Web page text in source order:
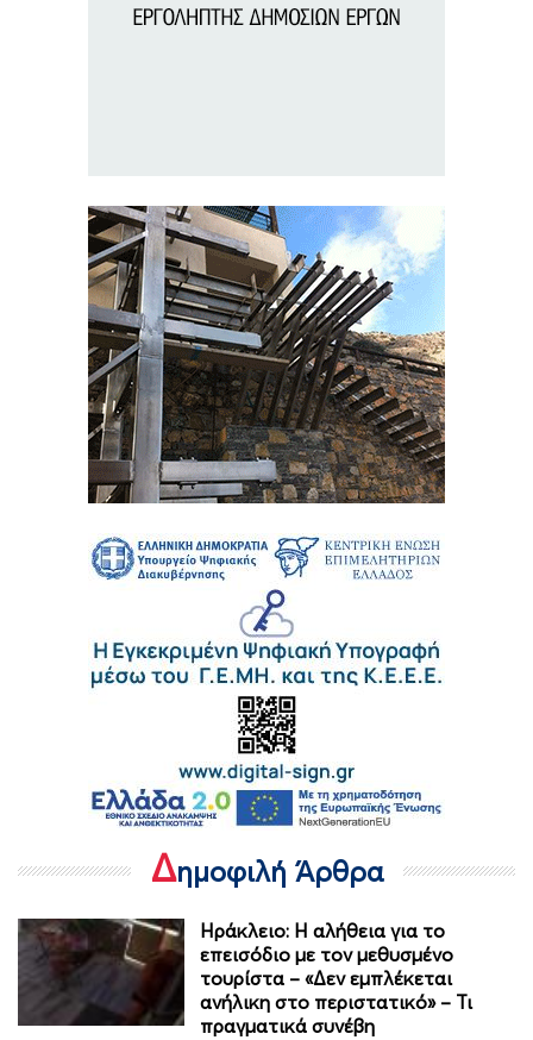
Δημοφιλή Άρθρα
Ηράκλειο: Η αλήθεια για το
επεισόδιο με τον μεθυσμένο
τουρίστα – «Δεν εμπλέκεται
ανήλικη στο περιστατικό» – Τι
πραγματικά συνέβη